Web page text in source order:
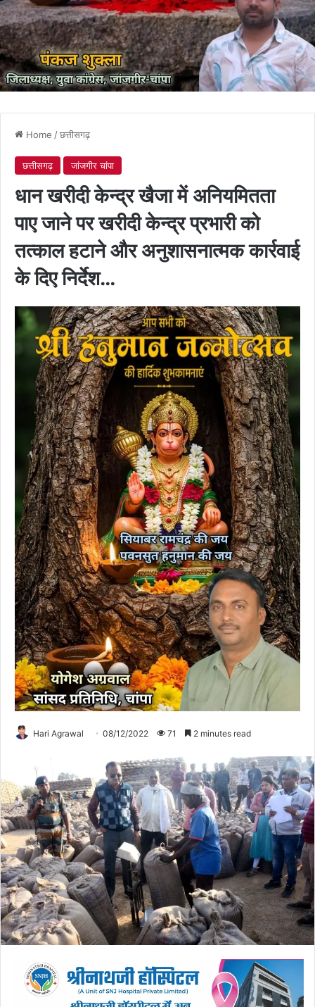
Home /छत्तीसगढ़
छत्तीसगढ़ जांजगीर चांपा
धान खरीदी केन्द्र खैजा में अनियमितता
पाए जाने पर खरीदी केन्द्र प्रभारी को
तत्काल हटाने और अनुशासनात्मक कार्रवाई
के दिए निर्देश…
Hari Agrawal 08/12/2022 71 2 minutes read